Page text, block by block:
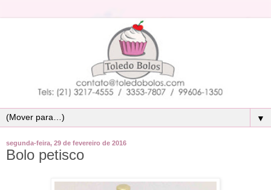
▼
segunda-feira, 29 de fevereiro de 2016
Bolo petisco